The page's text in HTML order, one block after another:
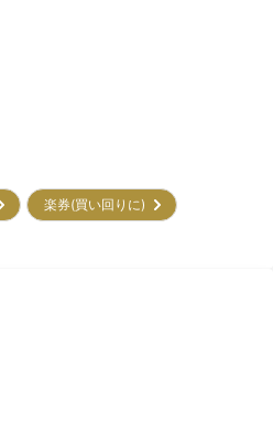
楽券(買い回りに)